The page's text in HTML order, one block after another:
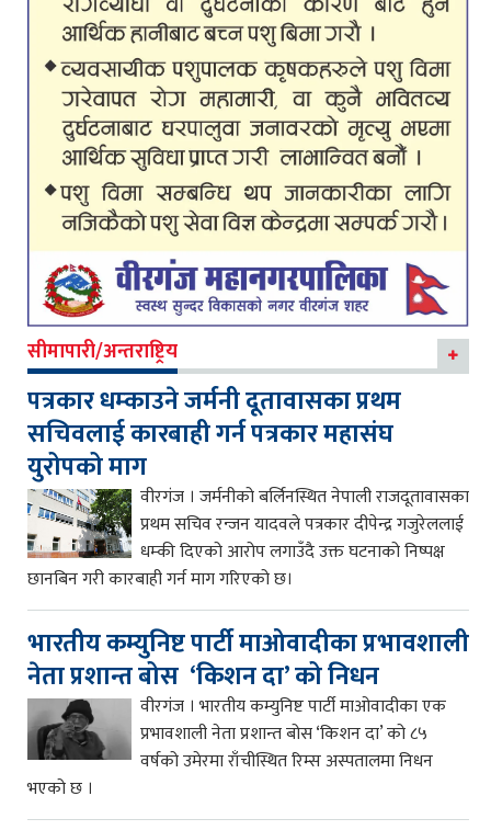
सीमापारी/अन्तराष्ट्रिय
पत्रकार धम्काउने जर्मनी दूतावासका प्रथम
सचिवलाई कारबाही गर्न पत्रकार महासंघ
युरोपको माग
वीरगंज । जर्मनीको बर्लिनस्थित नेपाली राजदूतावासका
प्रथम सचिव रन्जन यादवले पत्रकार दीपेन्द्र गजुरेललाई
धम्की दिएको आरोप लगाउँदै उक्त घटनाको निष्पक्ष
छानबिन गरी कारबाही गर्न माग गरिएको छ।
भारतीय कम्युनिष्ट पार्टी माओवादीका प्रभावशाली
नेता प्रशान्त बोस ‘किशन दा’ को निधन
वीरगंज । भारतीय कम्युनिष्ट पार्टी माओवादीका एक
प्रभावशाली नेता प्रशान्त बोस ‘किशन दा’ को ८५
वर्षको उमेरमा राँचीस्थित रिम्स अस्पतालमा निधन
भएको छ ।